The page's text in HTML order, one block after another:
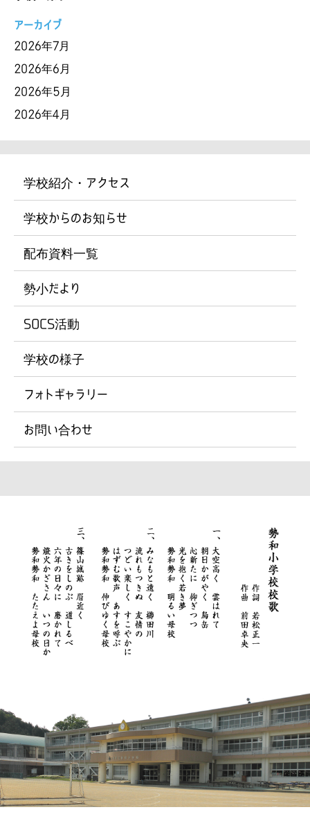
アーカイブ
2026年7月
2026年6月
2026年5月
2026年4月
学校紹介・アクセス
学校からのお知らせ
配布資料一覧
勢小だより
SOCS活動
学校の様子
フォトギャラリー
お問い合わせ